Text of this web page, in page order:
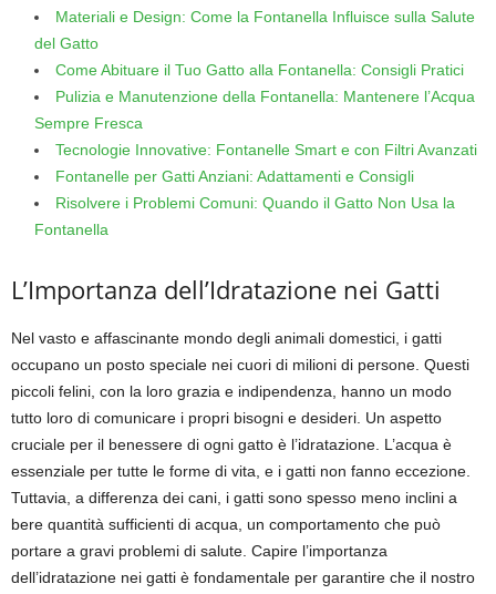
Materiali e Design: Come la Fontanella Influisce sulla Salute
del Gatto
Come Abituare il Tuo Gatto alla Fontanella: Consigli Pratici
Pulizia e Manutenzione della Fontanella: Mantenere l’Acqua
Sempre Fresca
Tecnologie Innovative: Fontanelle Smart e con Filtri Avanzati
Fontanelle per Gatti Anziani: Adattamenti e Consigli
Risolvere i Problemi Comuni: Quando il Gatto Non Usa la
Fontanella
L’Importanza dell’Idratazione nei Gatti
Nel vasto e affascinante mondo degli animali domestici, i gatti
occupano un posto speciale nei cuori di milioni di persone. Questi
piccoli felini, con la loro grazia e indipendenza, hanno un modo
tutto loro di comunicare i propri bisogni e desideri. Un aspetto
cruciale per il benessere di ogni gatto è l’idratazione. L’acqua è
essenziale per tutte le forme di vita, e i gatti non fanno eccezione.
Tuttavia, a differenza dei cani, i gatti sono spesso meno inclini a
bere quantità sufficienti di acqua, un comportamento che può
portare a gravi problemi di salute. Capire l’importanza
dell’idratazione nei gatti è fondamentale per garantire che il nostro